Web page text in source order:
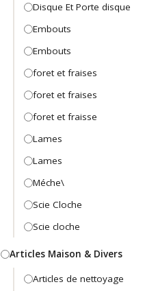
Disque Et Porte disque
Embouts
Embouts
foret et fraises
foret et fraises
foret et fraisse
Lames
Lames
Méche\
Scie Cloche
Scie cloche
Articles Maison & Divers
Articles de nettoyage